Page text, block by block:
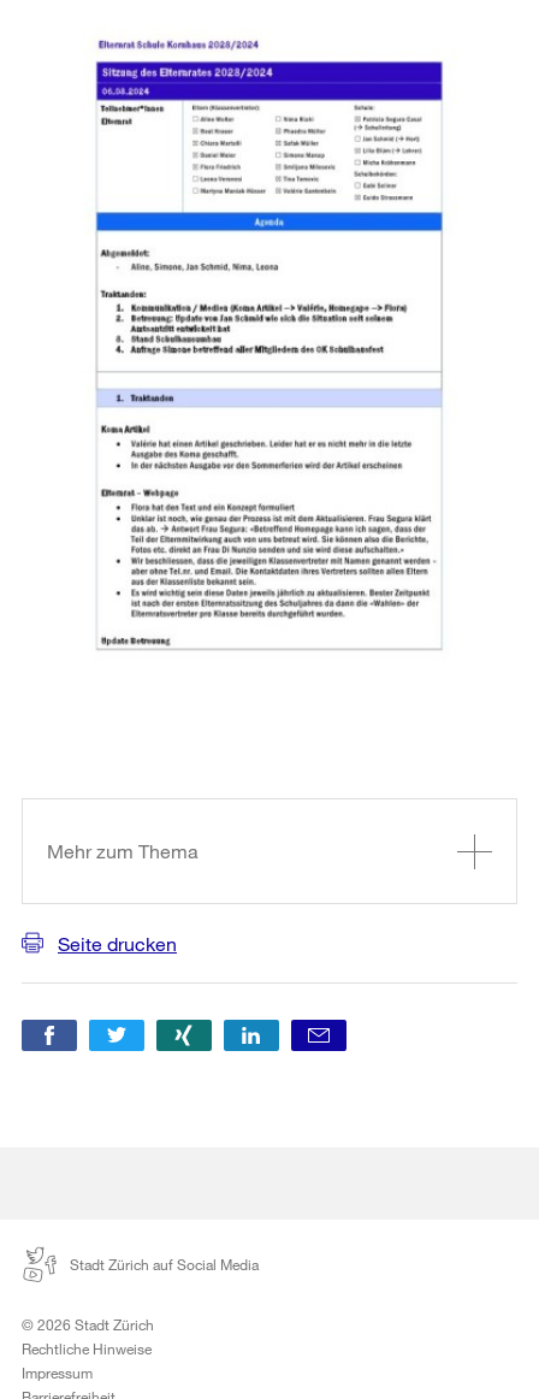
Mehr zum Thema
Seite drucken
Stadt Zürich auf Social Media
© 2026 Stadt Zürich
Rechtliche Hinweise
Impressum